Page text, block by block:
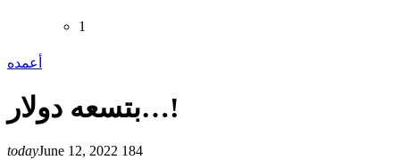
1
أعمده
بتسعه دولار…!
todayJune 12, 2022 184